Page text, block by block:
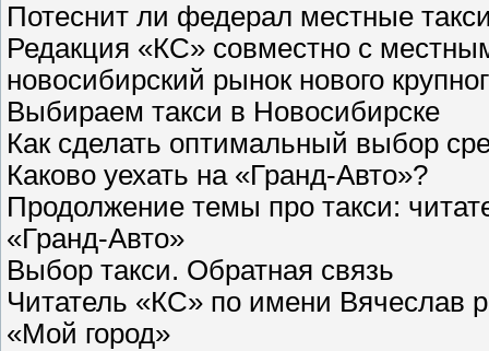
Потеснит ли федерал местные
Редакция «КС» совместно с
новосибирский рынок нового
Выбираем такси в Новосибирске
Как сделать оптимальный выбор
Каково уехать на «Гранд-Авто»?
Продолжение темы про такси:
«Гранд-Авто»
Выбор такси. Обратная связь
Читатель «КС» по имени Вячеслав
«Мой город»